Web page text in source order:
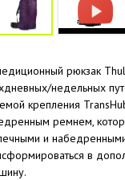
рюкзак
недельных
крепления
ремнем,
и
в